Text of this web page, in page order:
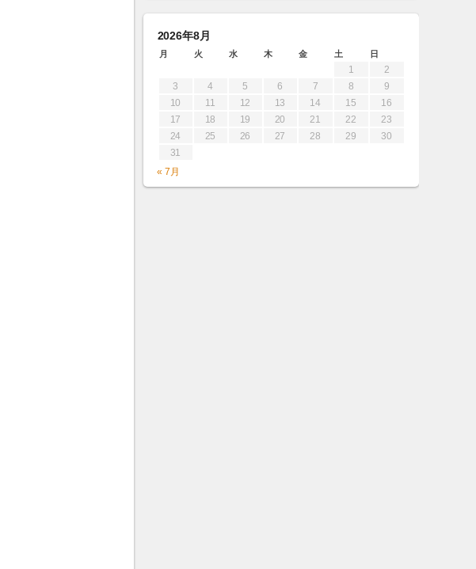
2026年8月
月 火 水 木 金 土 日
1
2
3
4 5 6 7 8
9
10
11 12 13 14 15
16
17
18 19 20 21 22
23
24
25 26 27 28 29
30
31
« 7月